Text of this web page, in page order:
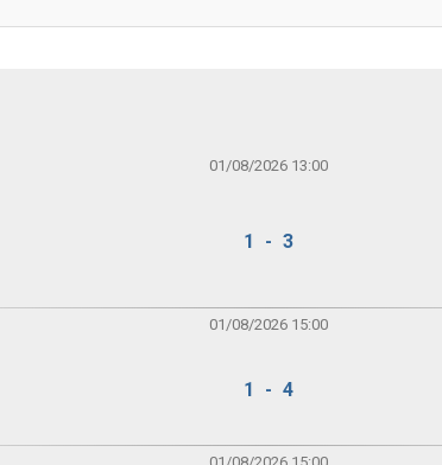
01/08/2026 13:00
1 - 3
01/08/2026 15:00
1 - 4